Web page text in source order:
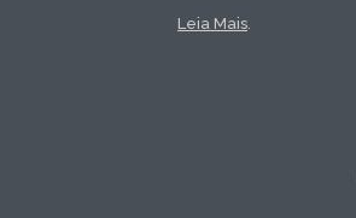
Leia Mais